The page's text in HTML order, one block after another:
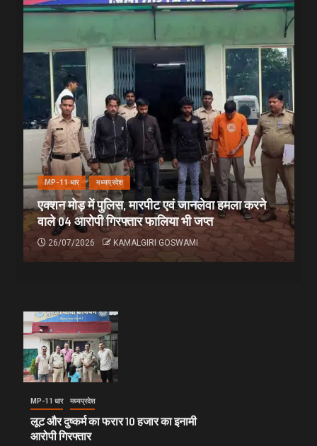
MP-11 धार मध्यप्रदेश
एक्शन मोड़ में पुलिस, मारपीट एवं जानलेवा हमला करने
वाले 04 आरोपी गिरफ्तार फालिया भी जप्त
26/07/2026 KAMALGIRI GOSWAMI
MP-11 धार मध्यप्रदेश
लूट और दुष्कर्म का फरार 10 हजार का इनामी
आरोपी गिरफ्तार